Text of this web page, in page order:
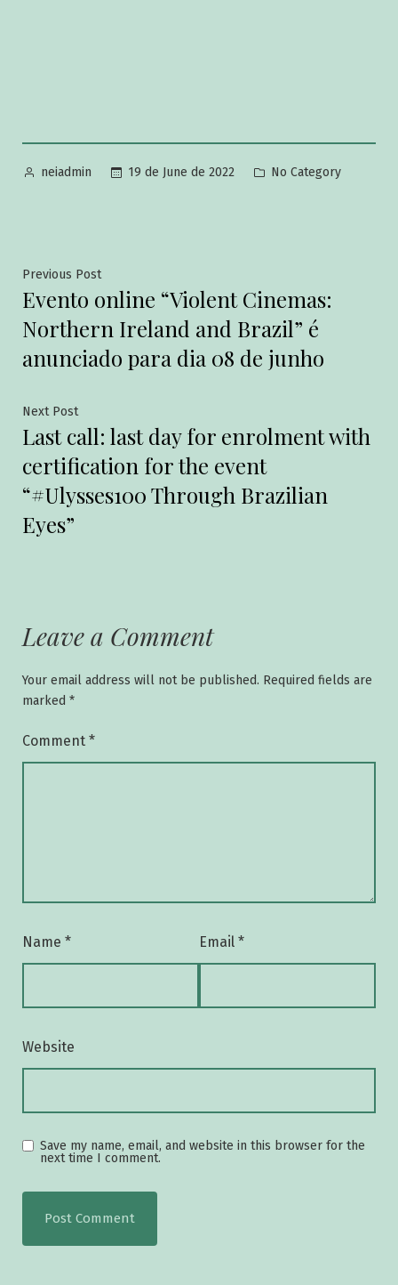
neiadmin 19 de June de 2022 No Category
Previous Post
Evento online “Violent Cinemas:
Northern Ireland and Brazil” é
anunciado para dia 08 de junho
Next Post
Last call: last day for enrolment with
certification for the event
“#Ulysses100 Through Brazilian
Eyes”
Leave a Comment
Your email address will not be published. Required fields are
marked *
Comment *
Name * Email *
Website
Save my name, email, and website in this browser for the
next time I comment.